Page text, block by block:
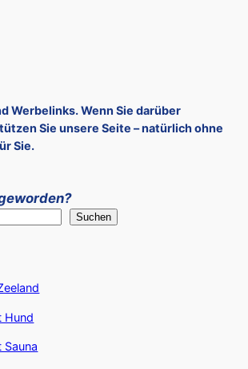
Werbelinks. Wenn Sie darüber
Sie unsere Seite – natürlich ohne
Sie.
Suchen
Hund
Sauna